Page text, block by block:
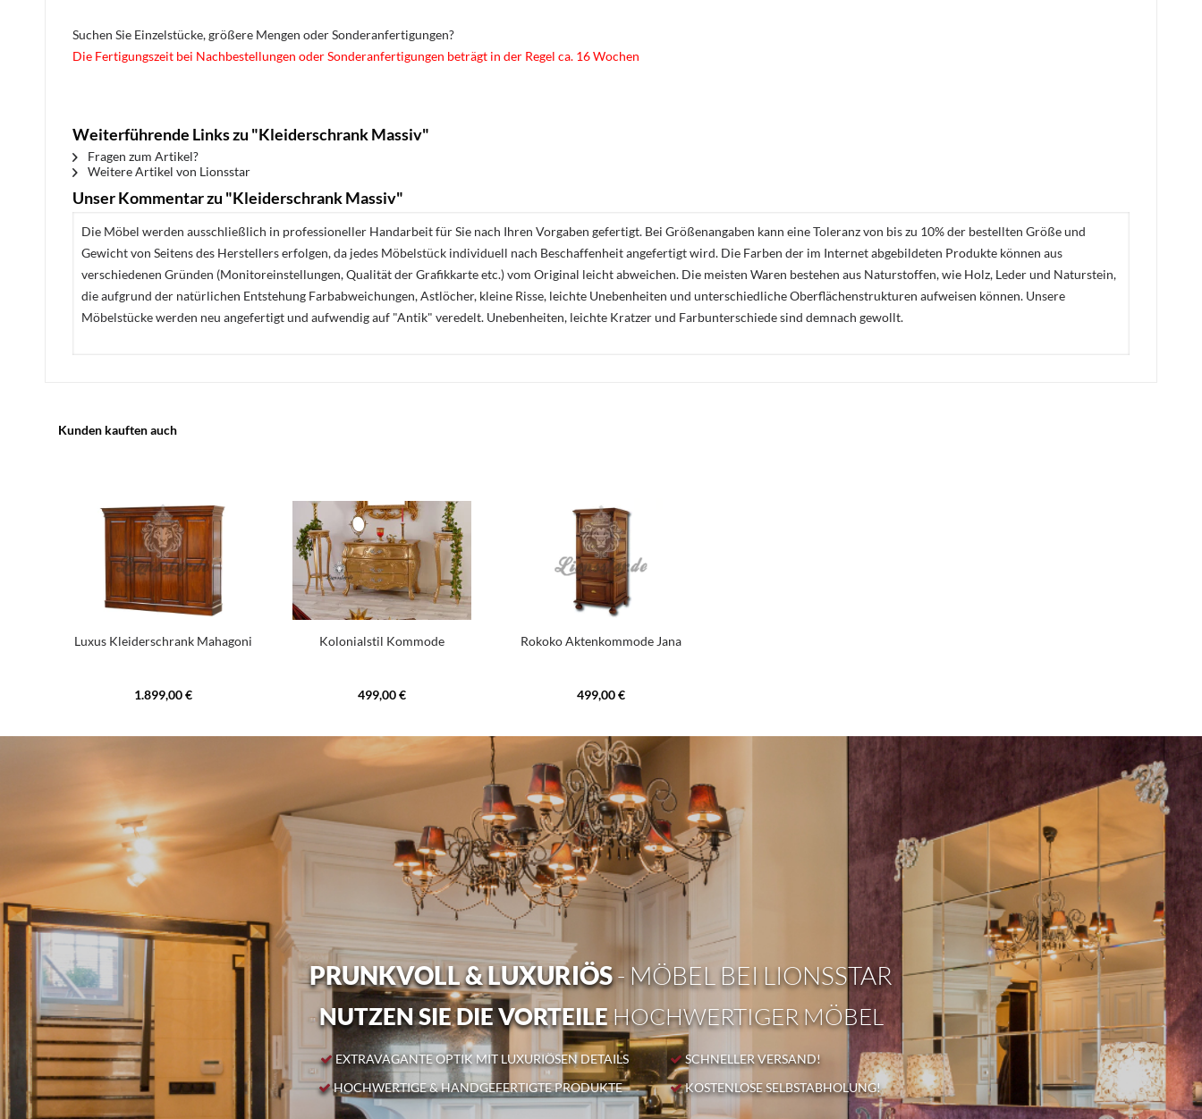
Suchen Sie Einzelstücke, größere Mengen oder Sonderanfertigungen?
Die Fertigungszeit bei Nachbestellungen oder Sonderanfertigungen beträgt in der Regel ca. 16 Wochen
Weiterführende Links zu "Kleiderschrank Massiv"
Fragen zum Artikel?
Weitere Artikel von Lionsstar
Unser Kommentar zu "Kleiderschrank Massiv"
Die Möbel werden ausschließlich in professioneller Handarbeit für Sie nach Ihren Vorgaben gefertigt. Bei Größenangaben kann eine Toleranz von bis zu 10% der bestellten Größe und
Gewicht von Seitens des Herstellers erfolgen, da jedes Möbelstück individuell nach Beschaffenheit angefertigt wird. Die Farben der im Internet abgebildeten Produkte können aus
verschiedenen Gründen (Monitoreinstellungen, Qualität der Grafikkarte etc.) vom Original leicht abweichen. Die meisten Waren bestehen aus Naturstoffen, wie Holz, Leder und Naturstein,
die aufgrund der natürlichen Entstehung Farbabweichungen, Astlöcher, kleine Risse, leichte Unebenheiten und unterschiedliche Oberflächenstrukturen aufweisen können. Unsere
Möbelstücke werden neu angefertigt und aufwendig auf "Antik" veredelt. Unebenheiten, leichte Kratzer und Farbunterschiede sind demnach gewollt.
Kunden kauften auch
Luxus Kleiderschrank Mahagoni
1.899,00 €
Kolonialstil Kommode
499,00 €
Rokoko Aktenkommode Jana
499,00 €
PRUNKVOLL & LUXURIÖS- MÖBEL BEI LIONSSTAR
NUTZEN SIE DIE VORTEILEHOCHWERTIGER MÖBEL
EXTRAVAGANTE OPTIK MIT LUXURIÖSEN DETAILS
HOCHWERTIGE & HANDGEFERTIGTE PRODUKTE
SCHNELLER VERSAND!
KOSTENLOSE SELBSTABHOLUNG!